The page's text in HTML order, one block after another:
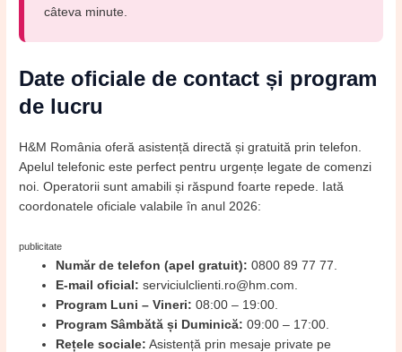
câteva minute.
Date oficiale de contact și program
de lucru
H&M România oferă asistență directă și gratuită prin telefon.
Apelul telefonic este perfect pentru urgențe legate de comenzi
noi. Operatorii sunt amabili și răspund foarte repede. Iată
coordonatele oficiale valabile în anul 2026:
publicitate
Număr de telefon (apel gratuit): 0800 89 77 77.
E-mail oficial: serviciulclienti.ro@hm.com.
Program Luni – Vineri: 08:00 – 19:00.
Program Sâmbătă și Duminică: 09:00 – 17:00.
Rețele sociale: Asistență prin mesaje private pe